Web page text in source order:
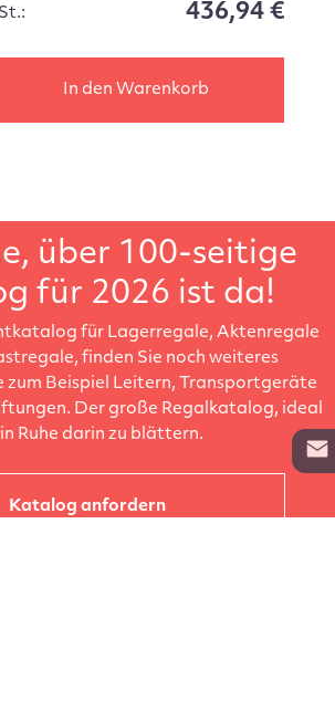
436,94 €
In den Warenkorb
über 100-seitige
für 2026 ist da!
für Lagerregale, Aktenregale
finden Sie noch weiteres
zum Beispiel Leitern, Transportgeräte
Der große Regalkatalog, ideal
Ruhe darin zu blättern.
Katalog anfordern